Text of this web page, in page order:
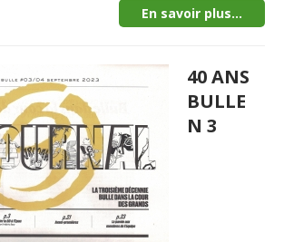
En savoir plus...
40 ANS
BULLE
N 3